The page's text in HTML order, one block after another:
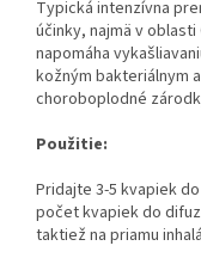
Typická intenzívna
účinky, najmä v
napomáha
kožným bakteriálnym
choroboplodné
Použitie:
Pridajte 3-5 kvapiek
počet kvapiek do
taktiež na priamu